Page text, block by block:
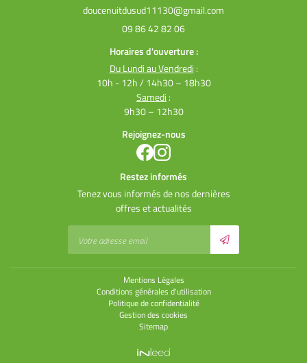
09 86 42 82 06
Horaires d'ouverture :
Du Lundi au Vendredi :
10h - 12h / 14h30 – 18h30
Samedi :
9h30 – 12h30
Rejoignez-nous
Restez informés
Tenez vous informés de nos dernières
offres et actualités
Mentions Légales
Conditions générales d'utilisation
Politique de confidentialité
Gestion des cookies
Sitemap